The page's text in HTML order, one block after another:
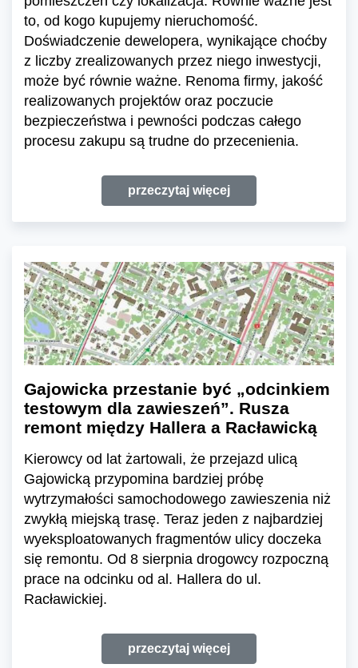
to, od kogo kupujemy nieruchomość.
Doświadczenie dewelopera, wynikające choćby
z liczby zrealizowanych przez niego inwestycji,
może być równie ważne. Renoma firmy, jakość
realizowanych projektów oraz poczucie
bezpieczeństwa i pewności podczas całego
procesu zakupu są trudne do przecenienia.
przeczytaj więcej
Gajowicka przestanie być „odcinkiem
testowym dla zawieszeń”. Rusza
remont między Hallera a Racławicką
Kierowcy od lat żartowali, że przejazd ulicą
Gajowicką przypomina bardziej próbę
wytrzymałości samochodowego zawieszenia niż
zwykłą miejską trasę. Teraz jeden z najbardziej
wyeksploatowanych fragmentów ulicy doczeka
się remontu. Od 8 sierpnia drogowcy rozpoczną
prace na odcinku od al. Hallera do ul.
Racławickiej.
przeczytaj więcej